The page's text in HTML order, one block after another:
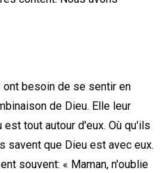
besoin de se sentir en
de Dieu. Elle leur
tout autour d'eux. Où qu'ils
savent que Dieu est avec eux.
souvent: « Maman, n'oublie